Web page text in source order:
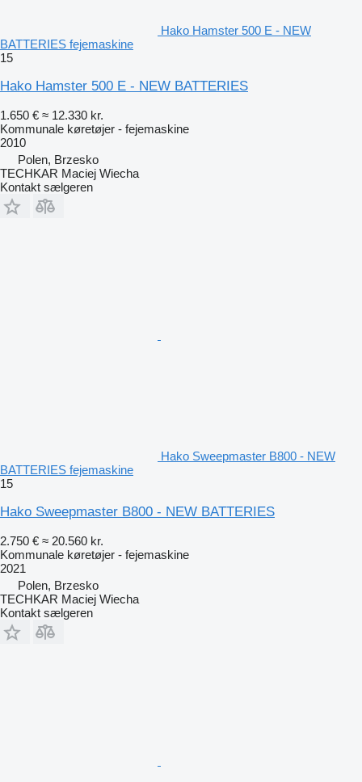
Hako Hamster 500 E - NEW
BATTERIES fejemaskine
15
Hako Hamster 500 E - NEW BATTERIES
1.650 € ≈ 12.330 kr.
Kommunale køretøjer - fejemaskine
2010
Polen, Brzesko
TECHKAR Maciej Wiecha
Kontakt sælgeren
Hako Sweepmaster B800 - NEW
BATTERIES fejemaskine
15
Hako Sweepmaster B800 - NEW BATTERIES
2.750 € ≈ 20.560 kr.
Kommunale køretøjer - fejemaskine
2021
Polen, Brzesko
TECHKAR Maciej Wiecha
Kontakt sælgeren